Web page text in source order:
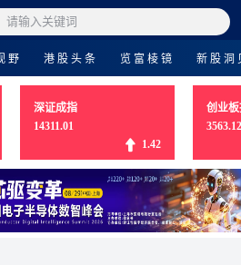
请输入关键词
野 港股头条 览富棱镜 新股洞
深证成指
14311.01
1.42
创业
3563.12